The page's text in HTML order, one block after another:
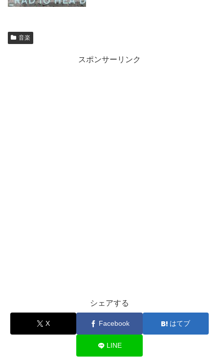
音楽
スポンサーリンク
シェアする
X Facebook はてブ
LINE